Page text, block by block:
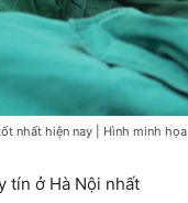
nhất hiện nay | Hình minh họa
tín ở Hà Nội nhất